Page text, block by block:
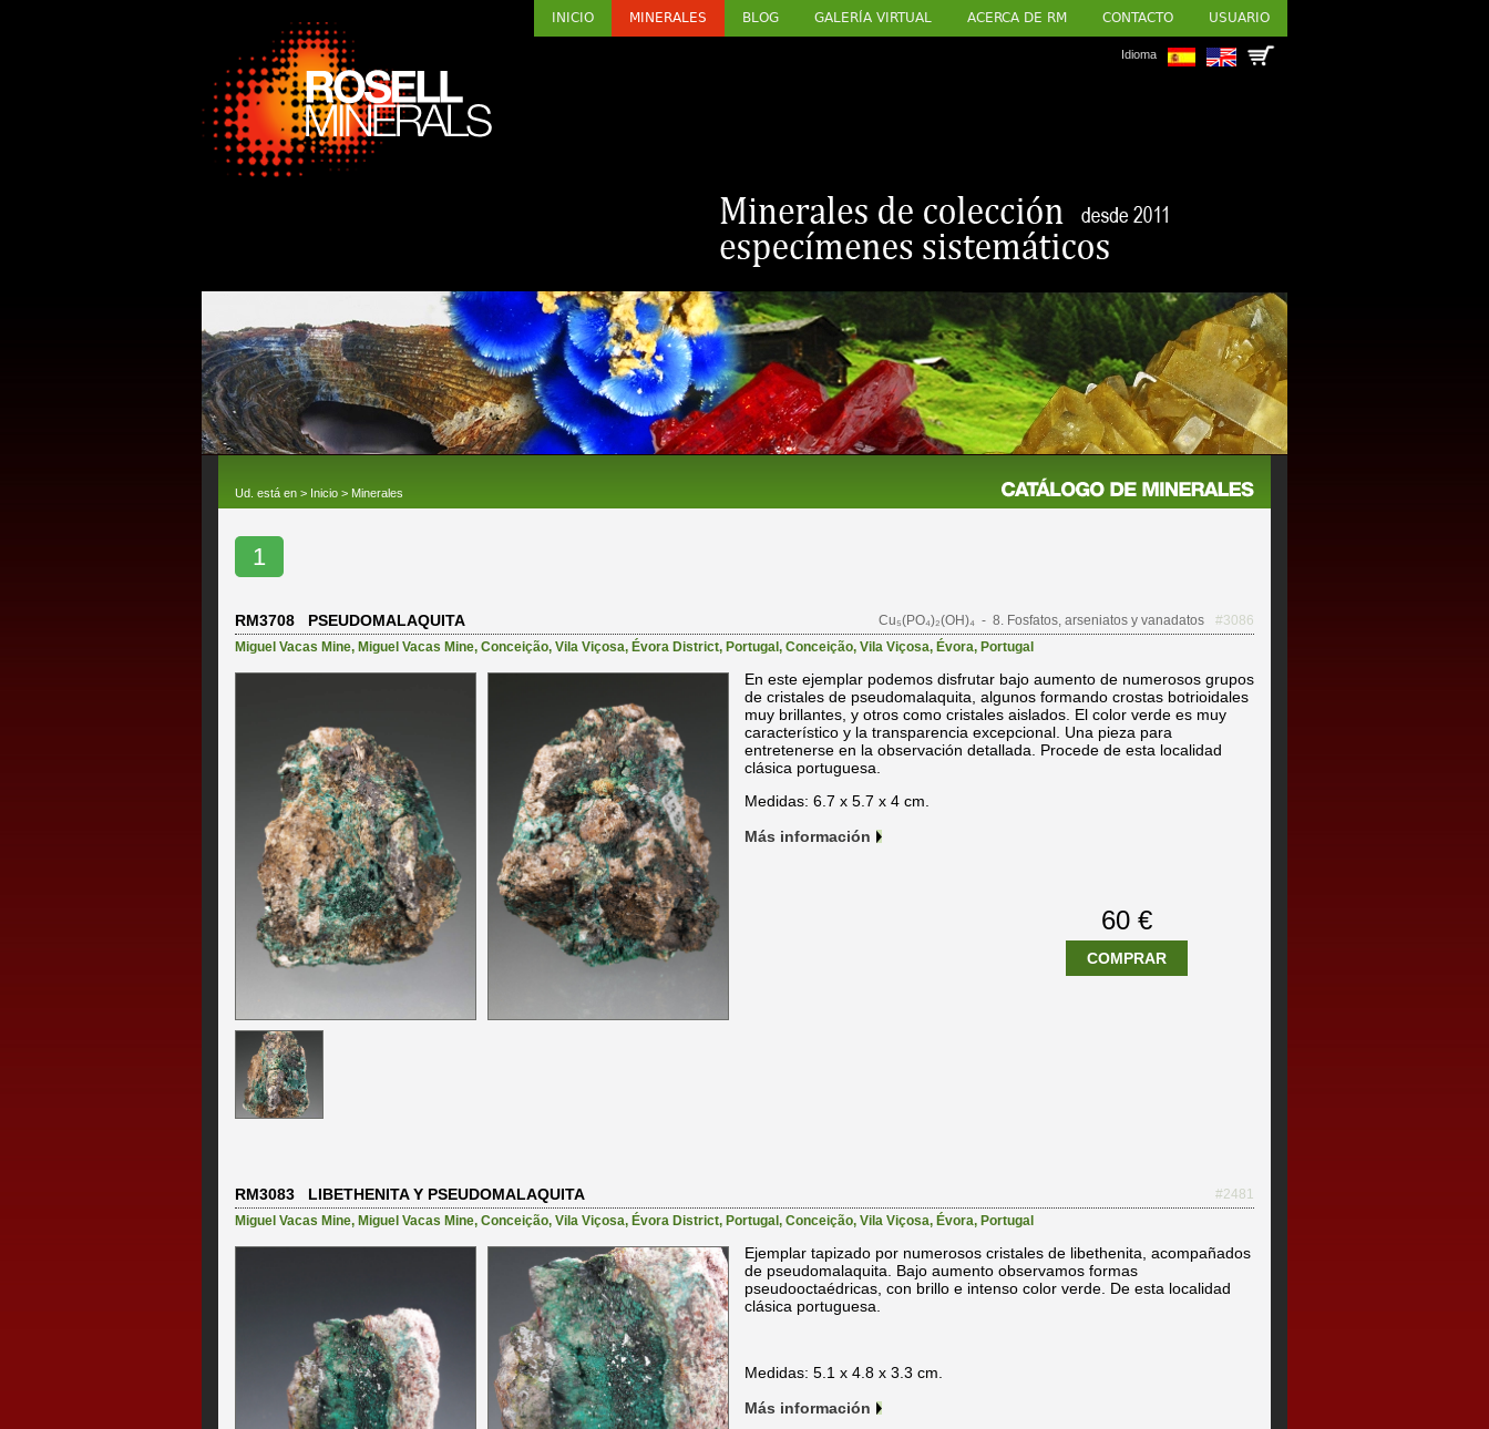
INICIO MINERALES BLOG GALERÍA VIRTUAL ACERCA DE RM CONTACTO USUARIO
Idioma
Ud. está en > Inicio > Minerales
1
RM3708 PSEUDOMALAQUITA Cu₅(PO₄)₂(OH)₄ - 8. Fosfatos, arseniatos y vanadatos
#3086
Miguel Vacas Mine, Miguel Vacas Mine, Conceição, Vila Viçosa, Évora District, Portugal, Conceição, Vila Viçosa, Évora, Portugal
En este ejemplar podemos disfrutar bajo aumento de numerosos grupos
de cristales de pseudomalaquita, algunos formando crostas botrioidales
muy brillantes, y otros como cristales aislados. El color verde es muy
característico y la transparencia excepcional. Una pieza para
entretenerse en la observación detallada. Procede de esta localidad
clásica portuguesa.
Medidas: 6.7 x 5.7 x 4 cm.
Más información
60 €
COMPRAR
RM3083 LIBETHENITA Y PSEUDOMALAQUITA
#2481
Miguel Vacas Mine, Miguel Vacas Mine, Conceição, Vila Viçosa, Évora District, Portugal , Conceição, Vila Viçosa, Évora, Portugal
Ejemplar tapizado por numerosos cristales de libethenita, acompañados
de pseudomalaquita. Bajo aumento observamos formas
pseudooctaédricas, con brillo e intenso color verde. De esta localidad
clásica portuguesa.
Medidas: 5.1 x 4.8 x 3.3 cm.
Más información